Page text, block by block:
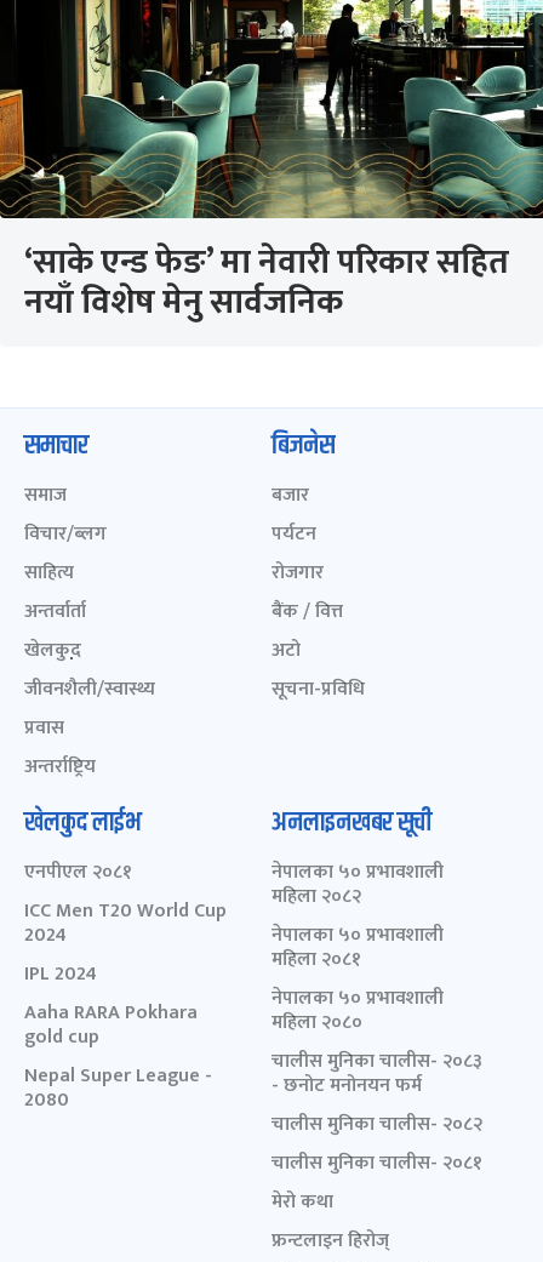
‘साके एन्ड फेङ’ मा नेवारी परिकार सहित
नयाँ विशेष मेनु सार्वजनिक
समाचार
समाज
विचार/ब्लग
साहित्य
अन्तर्वार्ता
खेलकुद़़
जीवनशैली/स्वास्थ्य
प्रवास
अन्तर्राष्ट्रिय
बिजनेस
बजार
पर्यटन
रोजगार
बैंक / वित्त
अटो
सूचना-प्रविधि
खेलकुद लाईभ
एनपीएल २०८१
ICC Men T20 World Cup
2024
IPL 2024
Aaha RARA Pokhara
gold cup
Nepal Super League -
2080
अनलाइनखबर सूची
नेपालका ५० प्रभावशाली
महिला २०८२
नेपालका ५० प्रभावशाली
महिला २०८१
नेपालका ५० प्रभावशाली
महिला २०८०
चालीस मुनिका चालीस- २०८३
- छनोट मनोनयन फर्म
चालीस मुनिका चालीस- २०८२
चालीस मुनिका चालीस- २०८१
मेरो कथा
फ्रन्टलाइन हिरोज्